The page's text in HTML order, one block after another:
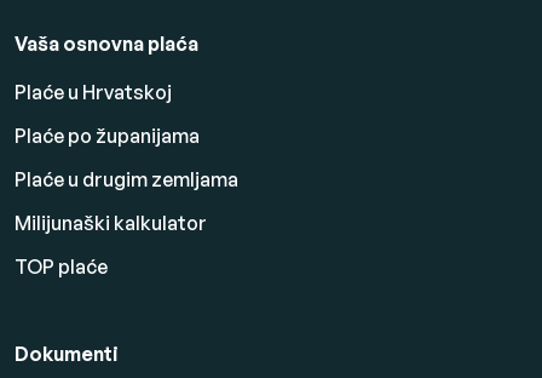
Vaša osnovna plaća
Plaće u Hrvatskoj
Plaće po županijama
Plaće u drugim zemljama
Milijunaški kalkulator
TOP plaće
Dokumenti